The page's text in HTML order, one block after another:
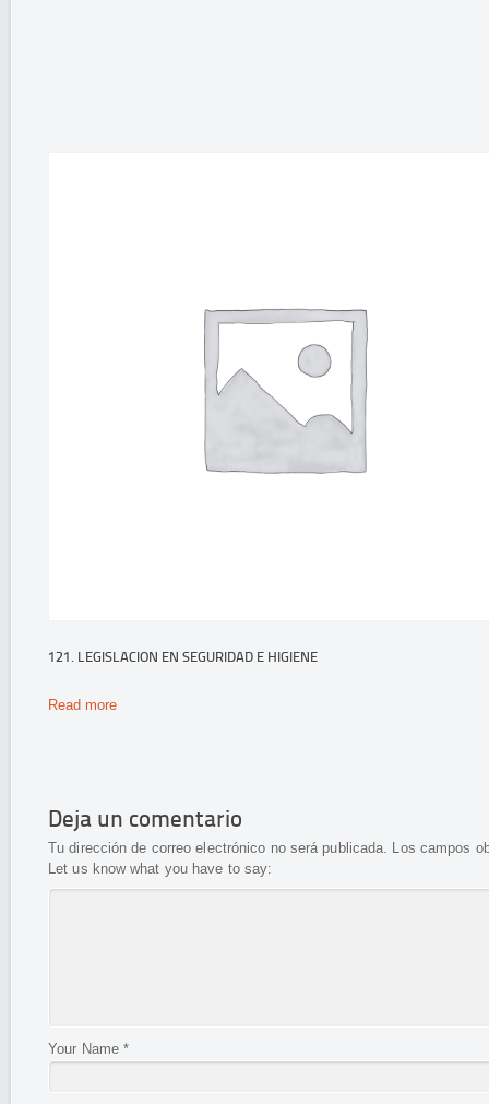
121. LEGISLACION EN SEGURIDAD E HIGIENE
Read more
Deja un comentario
Tu dirección de correo electrónico no será publicada. Los campos
Let us know what you have to say:
Your Name *